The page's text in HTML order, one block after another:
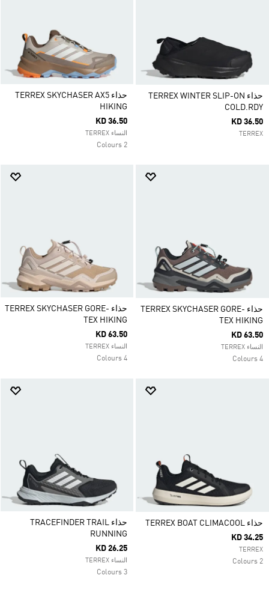
حذاء TERREX WINTER SLIP-ON
COLD.RDY
KD 36.50
TERREX
حذاء TERREX SKYCHASER AX5
HIKING
KD 36.50
النساء TERREX
2 Colours
حذاء TERREX SKYCHASER GORE-
TEX HIKING
KD 63.50
النساء TERREX
4 Colours
حذاء TERREX SKYCHASER GORE-
TEX HIKING
KD 63.50
النساء TERREX
4 Colours
حذاء TERREX BOAT CLIMACOOL
KD 34.25
TERREX
2 Colours
حذاء TRACEFINDER TRAIL
RUNNING
KD 26.25
النساء TERREX
3 Colours